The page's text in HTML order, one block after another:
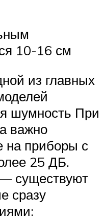
10-16 см
из главных
шумность При
важно
на приборы с
25 ДБ.
существуют
сразу